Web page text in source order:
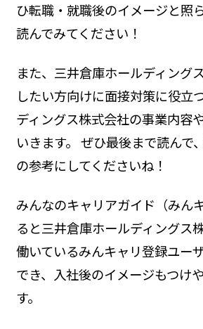
ひ転職・就職後のイメージと照
読んでみてください！
また、三井倉庫ホールディング
したい方向けに面接対策に役立
ディングス株式会社の事業内容
いきます。 ぜひ最後まで読んで
の参考にしてくださいね！
みんなのキャリアガイド（みん
ると三井倉庫ホールディングス
働いているみんキャリ登録ユー
でき、入社後のイメージもつけ
す。